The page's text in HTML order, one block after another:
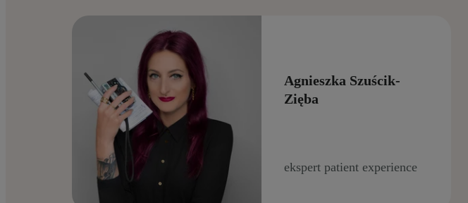
Agnieszka Szuścik-
Zięba
ekspert patient experience